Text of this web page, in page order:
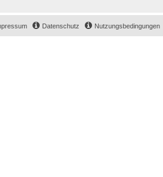
Nutzungsbedingungen
Datenschutz